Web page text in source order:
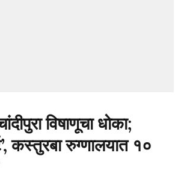
विषाणूचा धोका;
कस्तुरबा रुग्णालयात १०